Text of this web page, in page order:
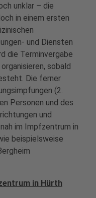
unklar – die
in einem ersten
und Diensten
die Terminvergabe
sobald
Die ferner
(2.
Personen und des
und
im Impfzentrum in
beispielsweise
in Hürth